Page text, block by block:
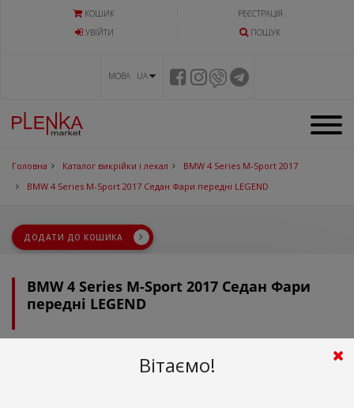
КОШИК
РЕЄСТРАЦІЯ
УВIЙТИ
ПОШУК
МОВА UA
Головна Каталог викрійки і лекал
BMW 4 Series M-Sport 2017
BMW 4 Series M-Sport 2017 Седан Фари передні LEGEND
ДОДАТИ ДО КОШИКА
BMW 4 Series M-Sport 2017 Седан Фари
передні LEGEND
грн.
Вітаємо!